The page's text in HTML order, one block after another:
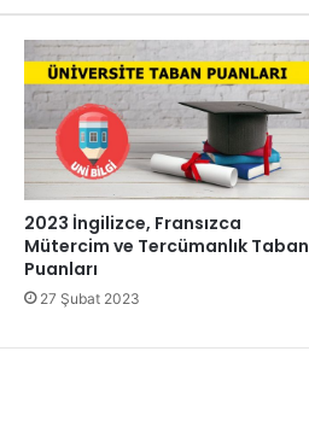
2023 İngilizce, Fransızca
Mütercim ve Tercümanlık Taban
Puanları
27 Şubat 2023